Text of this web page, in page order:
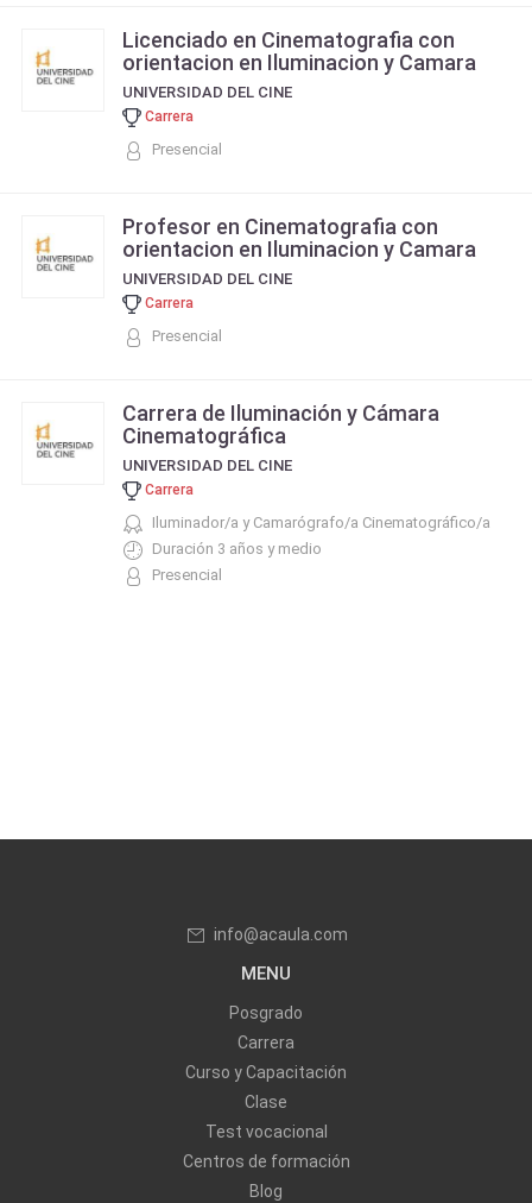
Licenciado en Cinematografia con
orientacion en Iluminacion y Camara
UNIVERSIDAD DEL CINE
Carrera
Presencial
Profesor en Cinematografia con
orientacion en Iluminacion y Camara
UNIVERSIDAD DEL CINE
Carrera
Presencial
Carrera de Iluminación y Cámara
Cinematográfica
UNIVERSIDAD DEL CINE
Carrera
Iluminador/a y Camarógrafo/a Cinematográfico/a
Duración 3 años y medio
Presencial
info@acaula.com
MENU
Posgrado
Carrera
Curso y Capacitación
Clase
Test vocacional
Centros de formación
Blog